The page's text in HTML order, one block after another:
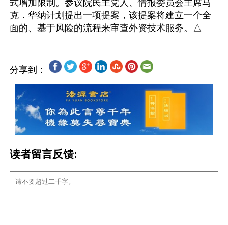
式增加限制。参议院民主党人、情报委员会主席马
克．华纳计划提出一项提案，该提案将建立一个全
分享到：
读者留言反馈: